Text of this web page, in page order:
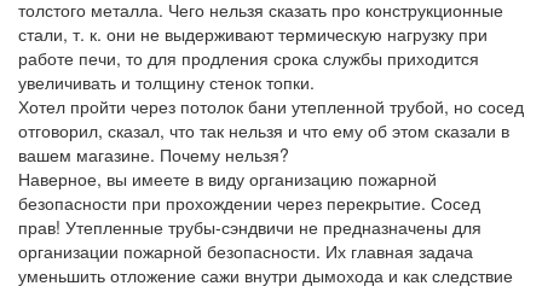
толстого металла. Чего нельзя сказать про конструкционные
стали, т. к. они не выдерживают термическую нагрузку при
работе печи, то для продления срока службы приходится
увеличивать и толщину стенок топки.
Хотел пройти через потолок бани утепленной трубой, но сосед
отговорил, сказал, что так нельзя и что ему об этом сказали в
вашем магазине. Почему нельзя?
Наверное, вы имеете в виду организацию пожарной
безопасности при прохождении через перекрытие. Сосед
прав! Утепленные трубы-сэндвичи не предназначены для
организации пожарной безопасности. Их главная задача
уменьшить отложение сажи внутри дымохода и как следствие